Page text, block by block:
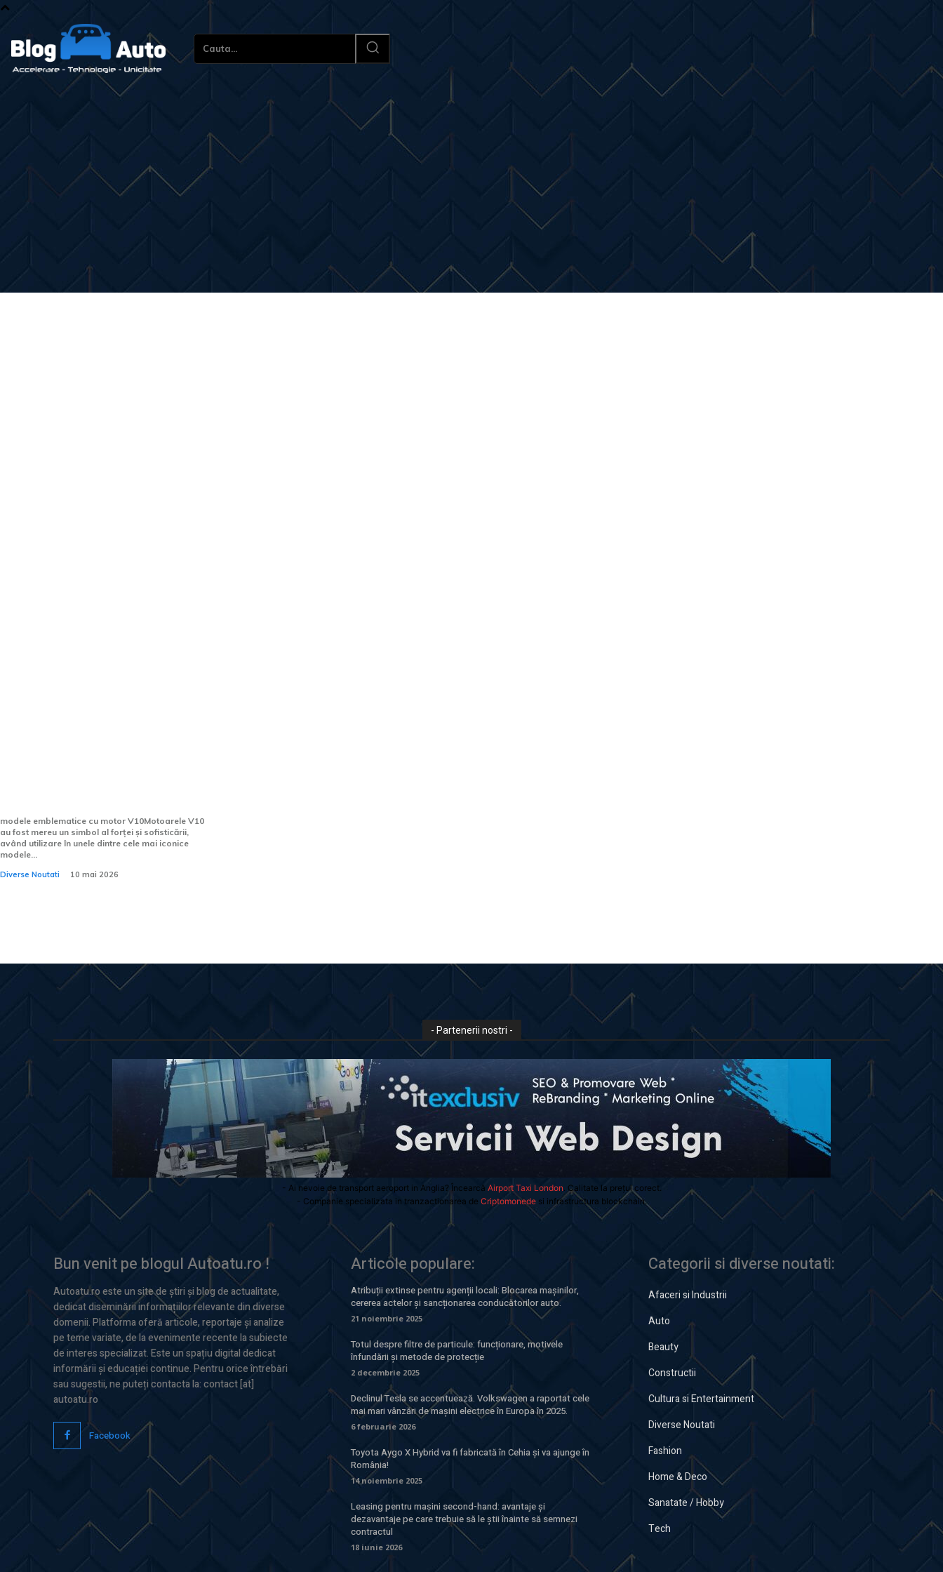
Cauta...
modele emblematice cu motor V10Motoarele V10
au fost mereu un simbol al forței și sofisticării,
având utilizare în unele dintre cele mai iconice
modele...
Diverse Noutati 10 mai 2026
- Partenerii nostri -
- Ai nevoie de transport aeroport in Anglia? Încearcă Airport Taxi London. Calitate la prețul corect.
- Companie specializata in tranzactionarea de Criptomonedesi infrastructura blockchain.
Bun venit pe blogul Autoatu.ro !
Autoatu.ro este un site de știri și blog de actualitate,
dedicat diseminării informațiilor relevante din diverse
domenii. Platforma oferă articole, reportaje și analize
pe teme variate, de la evenimente recente la subiecte
de interes specializat. Este un spațiu digital dedicat
informării și educației continue. Pentru orice întrebări
sau sugestii, ne puteți contacta la: contact [at]
autoatu.ro
Facebook
Articole populare:
Atribuții extinse pentru agenții locali: Blocarea mașinilor,
cererea actelor și sancționarea conducătorilor auto.
21 noiembrie 2025
Totul despre filtre de particule: funcționare, motivele
înfundării și metode de protecție
2 decembrie 2025
Declinul Tesla se accentuează. Volkswagen a raportat cele
mai mari vânzări de mașini electrice în Europa în 2025.
6 februarie 2026
Toyota Aygo X Hybrid va fi fabricată în Cehia și va ajunge în
România!
14 noiembrie 2025
Leasing pentru mașini second-hand: avantaje și
dezavantaje pe care trebuie să le știi înainte să semnezi
contractul
18 iunie 2026
Categorii si diverse noutati:
Afaceri si Industrii
Auto
Beauty
Constructii
Cultura si Entertainment
Diverse Noutati
Fashion
Home & Deco
Sanatate / Hobby
Tech